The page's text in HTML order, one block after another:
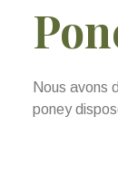
Nous avons
poney